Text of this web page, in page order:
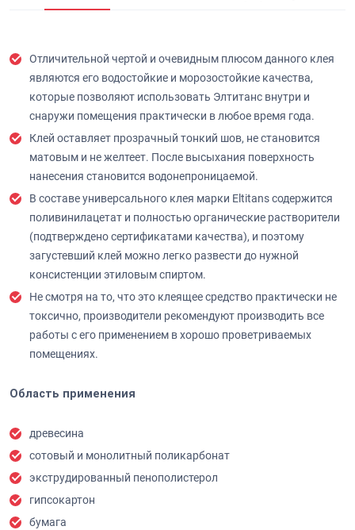
Отличительной чертой и очевидным плюсом данного клея
являются его водостойкие и морозостойкие качества,
которые позволяют использовать Элтитанс внутри и
снаружи помещения практически в любое время года.
Клей оставляет прозрачный тонкий шов, не становится
матовым и не желтеет. После высыхания поверхность
нанесения становится водонепроницаемой.
В составе универсального клея марки Eltitans содержится
поливинилацетат и полностью органические растворители
(подтверждено сертификатами качества), и поэтому
загустевший клей можно легко развести до нужной
консистенции этиловым спиртом.
Не смотря на то, что это клеящее средство практически не
токсично, производители рекомендуют производить все
работы с его применением в хорошо проветриваемых
помещениях.
Область применения
древесина
сотовый и монолитный поликарбонат
экструдированный пенополистерол
гипсокартон
бумага